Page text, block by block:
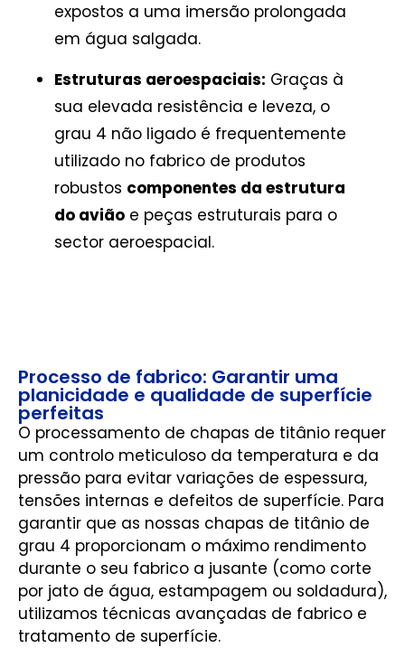
expostos a uma imersão prolongada
em água salgada.
Estruturas aeroespaciais: Graças à
sua elevada resistência e leveza, o
grau 4 não ligado é frequentemente
utilizado no fabrico de produtos
robustos componentes da estrutura
do avião e peças estruturais para o
sector aeroespacial.
Processo de fabrico: Garantir uma
planicidade e qualidade de superfície
perfeitas
O processamento de chapas de titânio requer
um controlo meticuloso da temperatura e da
pressão para evitar variações de espessura,
tensões internas e defeitos de superfície. Para
garantir que as nossas chapas de titânio de
grau 4 proporcionam o máximo rendimento
durante o seu fabrico a jusante (como corte
por jato de água, estampagem ou soldadura),
utilizamos técnicas avançadas de fabrico e
tratamento de superfície.